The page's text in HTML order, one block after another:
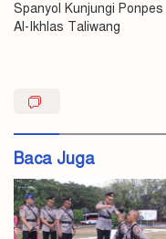
Spanyol Kunjungi Ponpes
Al-Ikhlas Taliwang
Sespimma
Baca Juga